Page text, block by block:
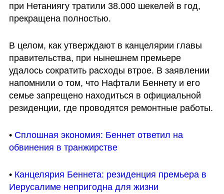
при Нетаниягу тратили 38.000 шекелей в год,
прекращена полностью.
В целом, как утверждают в канцелярии главы
правительства, при нынешнем премьере
удалось сократить расходы втрое. В заявлении
напомнили о том, что Нафтали Беннету и его
семье запрещено находиться в официальной
резиденции, где проводятся ремонтные работы.
• Сплошная экономия: Беннет ответил на
обвинения в транжирстве
• Канцелярия Беннета: резиденция премьера в
Иерусалиме непригодна для жизни